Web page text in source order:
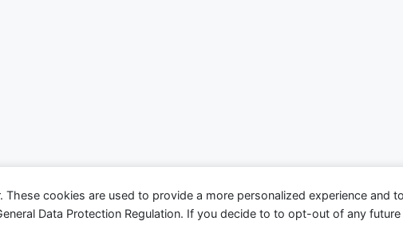
cookies are used to provide a more personalized experience and
Data Protection Regulation. If you decide to to opt-out of any